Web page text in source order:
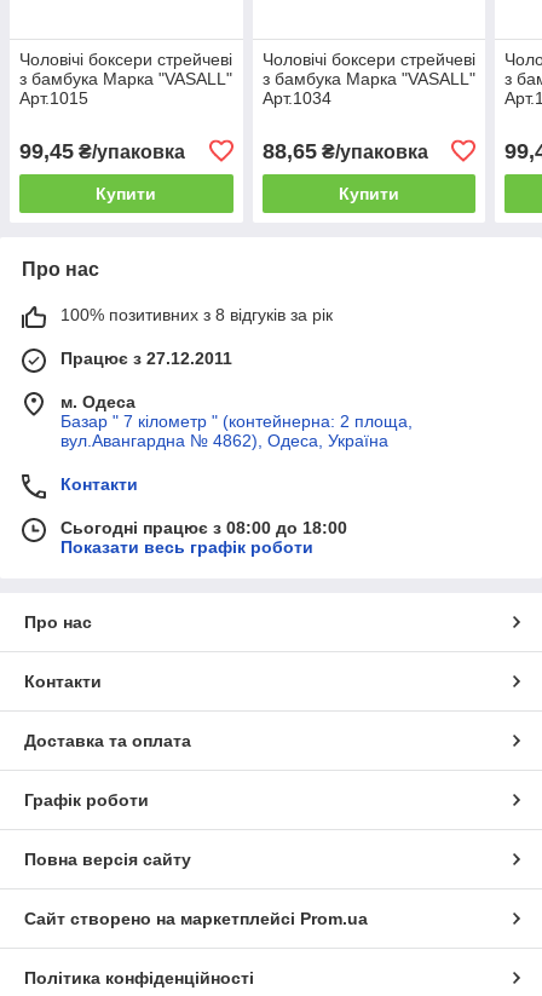
Чоловічі боксери стрейчеві
з бамбука Марка "VASALL"
Арт.1015
99,45 ₴/упаковка
Купити
Чоловічі боксери стрейчеві
з бамбука Марка "VASALL"
Арт.1034
88,65₴/упаковка
Купити
з
Про нас
100% позитивних з 8 відгуків за рік
Працює з 27.12.2011
м. Одеса
Базар " 7 кілометр " (контейнерна: 2 площа,
вул.Авангардна № 4862), Одеса, Україна
Контакти
Сьогодні працює з 08:00 до 18:00
Показати весь графік роботи
Про нас
Контакти
Доставка та оплата
Графік роботи
Повна версія сайту
Сайт створено на маркетплейсі Prom.ua
Політика конфіденційності